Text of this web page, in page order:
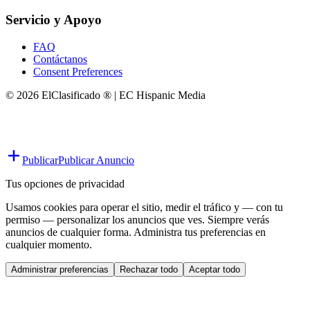
Servicio y Apoyo
FAQ
Contáctanos
Consent Preferences
© 2026 ElClasificado ® | EC Hispanic Media
PublicarPublicar Anuncio
Tus opciones de privacidad
Usamos cookies para operar el sitio, medir el tráfico y — con tu
permiso — personalizar los anuncios que ves. Siempre verás
anuncios de cualquier forma. Administra tus preferencias en
cualquier momento.
Administrar preferencias Rechazar todo Aceptar todo